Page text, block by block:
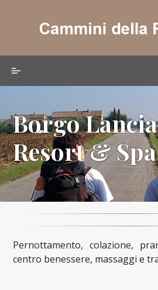
Borgo
Resort & Spa
Pernottamento, colazione,
centro benessere, massaggi e